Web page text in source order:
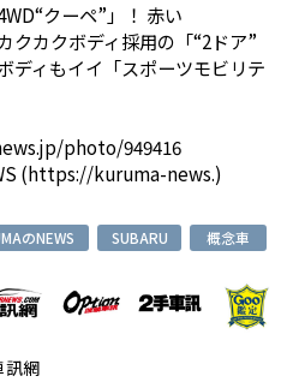
クーペ”」！ 赤い
クカクボディ採用の「“2ドア”
ディもイイ「スポーツモビリテ
photo/949416
(https://kuruma-news.)
のNEWS SUBARU 概念車
訊網